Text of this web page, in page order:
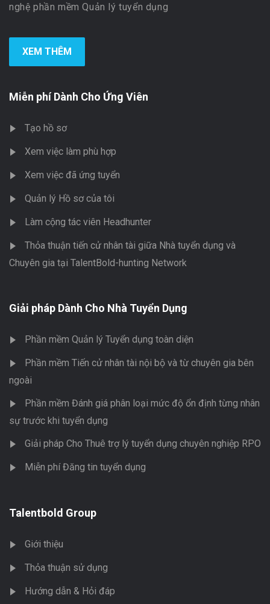
nghệ phần mềm Quản lý tuyển dụng
XEM THÊM
Miễn phí Dành Cho Ứng Viên
Tạo hồ sơ
Xem việc làm phù hợp
Xem việc đã ứng tuyển
Quản lý Hồ sơ của tôi
Làm cộng tác viên Headhunter
Thỏa thuận tiến cử nhân tài giữa Nhà tuyển dụng và
Chuyên gia tại TalentBold-hunting Network
Giải pháp Dành Cho Nhà Tuyển Dụng
Phần mềm Quản lý Tuyển dụng toàn diện
Phần mềm Tiến cử nhân tài nội bộ và từ chuyên gia bên
ngoài
Phần mềm Đánh giá phân loại mức độ ổn định từng nhân
sự trước khi tuyển dụng
Giải pháp Cho Thuê trợ lý tuyển dụng chuyên nghiệp RPO
Miễn phí Đăng tin tuyển dụng
Talentbold Group
Giới thiệu
Thỏa thuận sử dụng
Hướng dẫn & Hỏi đáp